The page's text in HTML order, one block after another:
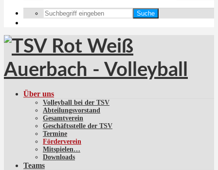
Suche
Über uns
Volleyball bei der TSV
Abteilungsvorstand
Gesamtverein
Geschäftsstelle der TSV
Termine
Förderverein
Mitspielen…
Downloads
Teams